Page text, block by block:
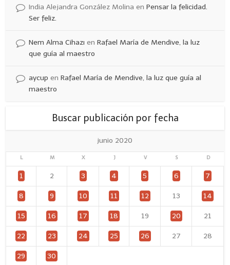
India Alejandra González Molina enPensar la felicidad.
Ser feliz.
Nem Alma Cihazı enRafael María de Mendive, la luz
que guía al maestro
aycup enRafael María de Mendive, la luz que guía al
maestro
Buscar publicación por fecha
junio 2020
L M X J V S D
1 2 3 4 5 6 7
8 9 10 11 12 13 14
15 16 17 18 19 20 21
22 23 24 25 26 27 28
29 30